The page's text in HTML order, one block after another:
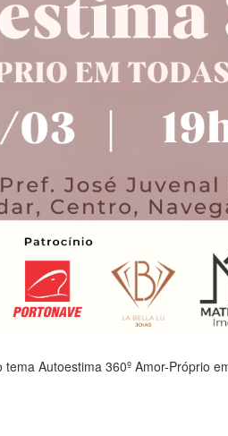
Autoestima 360º Amor-Próprio